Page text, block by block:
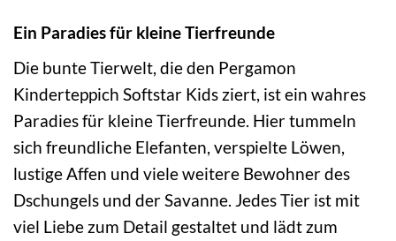
Ein Paradies für kleine Tierfreunde
Die bunte Tierwelt, die den Pergamon
Kinderteppich Softstar Kids ziert, ist ein wahres
Paradies für kleine Tierfreunde. Hier tummeln
sich freundliche Elefanten, verspielte Löwen,
lustige Affen und viele weitere Bewohner des
Dschungels und der Savanne. Jedes Tier ist mit
viel Liebe zum Detail gestaltet und lädt zum